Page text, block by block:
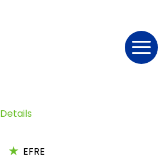
Details
EFRE